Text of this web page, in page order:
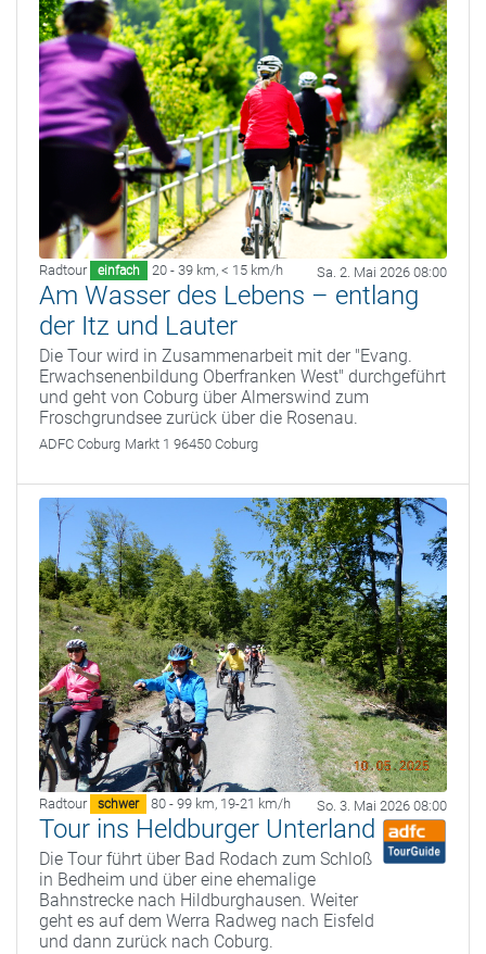
Radtour einfach 20 - 39 km, < 15 km/h Sa. 2. Mai 2026 08:00
Am Wasser des Lebens – entlang
der Itz und Lauter
Die Tour wird in Zusammenarbeit mit der "Evang.
Erwachsenenbildung Oberfranken West" durchgeführt
und geht von Coburg über Almerswind zum
Froschgrundsee zurück über die Rosenau.
ADFC Coburg Markt 1 96450 Coburg
Radtour schwer 80 - 99 km, 19-21 km/h So. 3. Mai 2026 08:00
Tour ins Heldburger Unterland
Die Tour führt über Bad Rodach zum Schloß
in Bedheim und über eine ehemalige
Bahnstrecke nach Hildburghausen. Weiter
geht es auf dem Werra Radweg nach Eisfeld
und dann zurück nach Coburg.